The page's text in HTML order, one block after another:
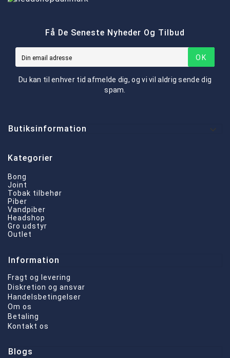
Få De Seneste Nyheder Og Tilbud
OK
Du kan til enhver tid afmelde dig, og vi vil aldrig sende dig
spam.
Butiksinformation
Kategorier
Bong
Joint
Tobak tilbehør
Piber
Vandpiber
Headshop
Gro udstyr
Outlet
Information
Fragt og levering
Diskretion og ansvar
Handelsbetingelser
Om os
Betaling
Kontakt os
Blogs